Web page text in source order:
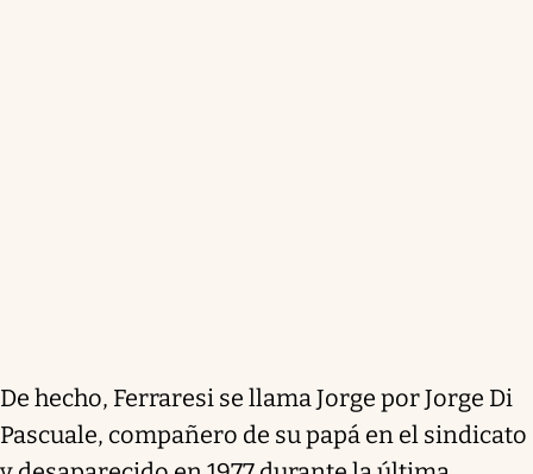
De hecho, Ferraresi se llama Jorge por Jorge Di
Pascuale, compañero de su papá en el sindicato